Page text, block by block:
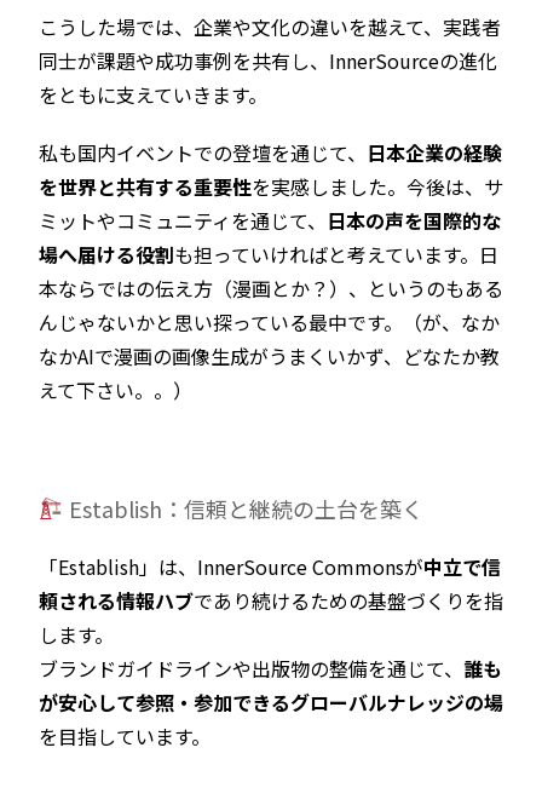
こうした場では、企業や文化の違いを越えて、実践者
同士が課題や成功事例を共有し、InnerSourceの進化
をともに支えていきます。
私も国内イベントでの登壇を通じて、 日本企業の経験
を世界と共有する重要性を実感しました。今後は、サ
ミットやコミュニティを通じて、 日本の声を国際的な
場へ届ける役割も担っていければと考えています。日
本ならではの伝え方（漫画とか？）、というのもある
んじゃないかと思い探っている最中です。（が、なか
なかAIで漫画の画像生成がうまくいかず、どなたか教
えて下さい。。）
Establish：信頼と継続の土台を築く
「Establish」は、InnerSource Commonsが中立で信
頼される情報ハブであり続けるための基盤づくりを指
します。
ブランドガイドラインや出版物の整備を通じて、 誰も
が安心して参照・参加できるグローバルナレッジの場
を目指しています。